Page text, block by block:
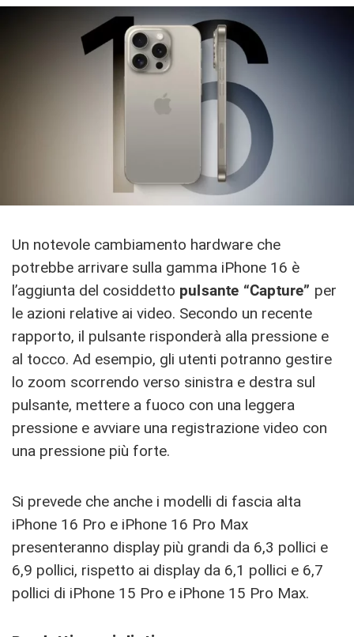
Un notevole cambiamento hardware che
potrebbe arrivare sulla gamma iPhone 16 è
l’aggiunta del cosiddetto pulsante “Capture” per
le azioni relative ai video. Secondo un recente
rapporto, il pulsante risponderà alla pressione e
al tocco. Ad esempio, gli utenti potranno gestire
lo zoom scorrendo verso sinistra e destra sul
pulsante, mettere a fuoco con una leggera
pressione e avviare una registrazione video con
una pressione più forte.
Si prevede che anche i modelli di fascia alta
iPhone 16 Pro e iPhone 16 Pro Max
presenteranno display più grandi da 6,3 pollici e
6,9 pollici, rispetto ai display da 6,1 pollici e 6,7
pollici di iPhone 15 Pro e iPhone 15 Pro Max.